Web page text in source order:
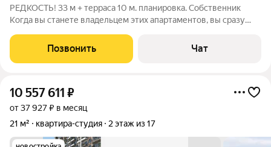
РЕДКОСТЬ! 33 м + терраса 10 м. планировка. Собственник
Когда вы станете владельцем этих апартаментов, вы сразу
кухню за счёт санузла (в соседних это невозможно там
Позвонить Чат
10 557 611 ₽
от 37 927 ₽ в месяц
21 м²
квартира-студия 2 этаж из 17